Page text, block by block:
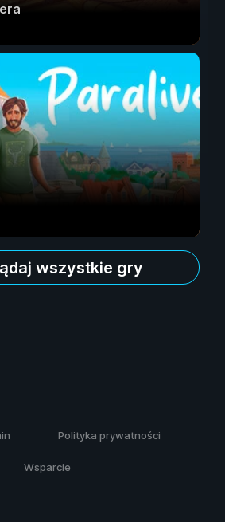
wszystkie gry
Polityka prywatności
Wsparcie